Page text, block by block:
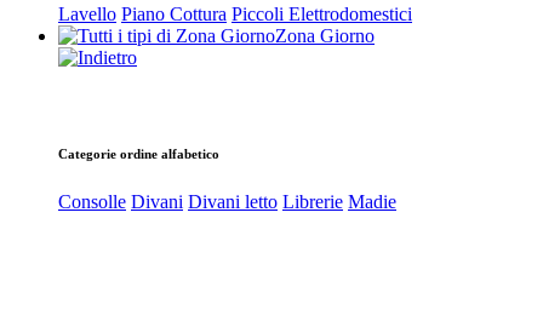
Lavello Piano Cottura Piccoli Elettrodomestici
Zona Giorno
Categorie ordine alfabetico
Consolle Divani Divani letto Librerie Madie